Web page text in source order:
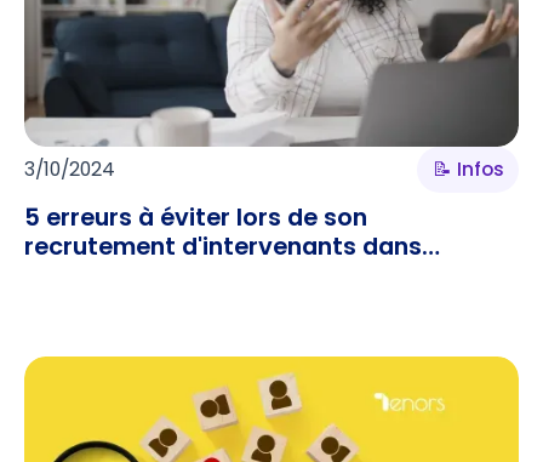
3/10/2024 📝 Infos
5 erreurs à éviter lors de son
recrutement d'intervenants dans